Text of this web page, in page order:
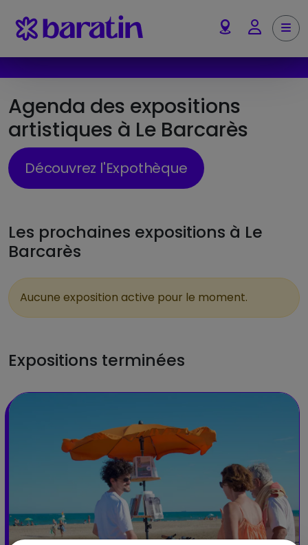
Account
Agenda des expositions
artistiques à Le Barcarès
Découvrez l'Expothèque
Les prochaines expositions à Le
Barcarès
Aucune exposition active pour le moment.
Expositions terminées